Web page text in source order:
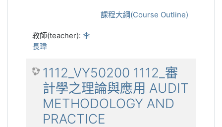
課程大綱(Course Outline)
教師(teacher): 李
長瑋
1112_VY50200 1112_審
計學之理論與應用 AUDIT
METHODOLOGY AND
PRACTICE